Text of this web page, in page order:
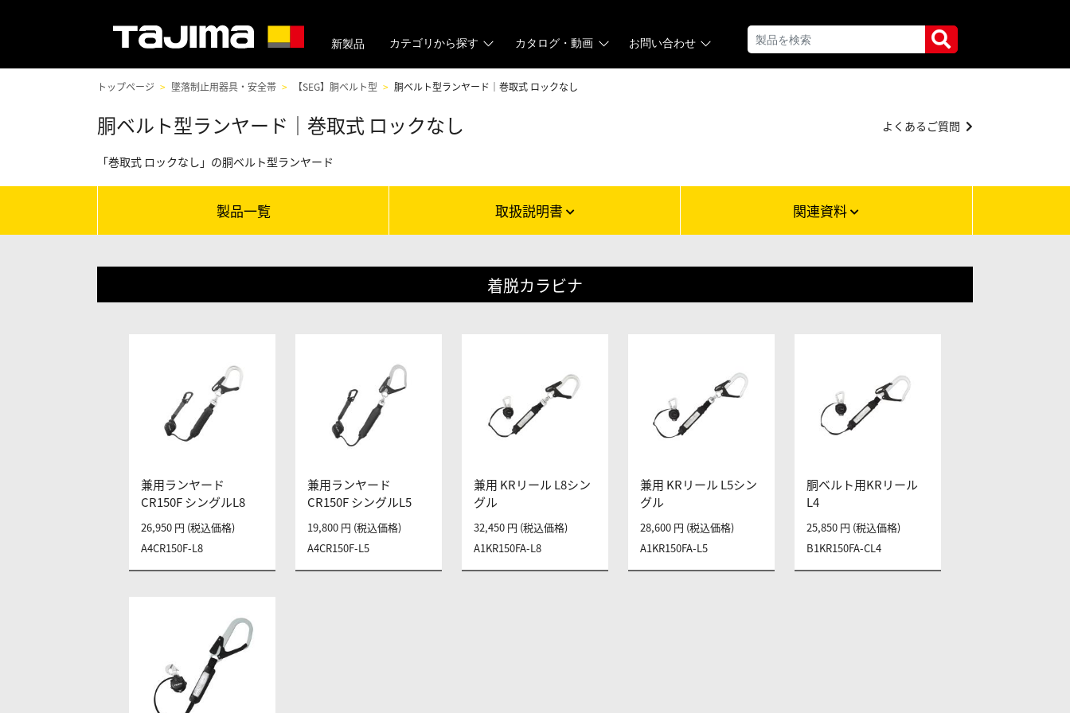
新製品 カテゴリから探す カタログ・動画 お問い合わせ
トップページ 墜落制止用器具・安全帯 【SEG】胴ベルト型 胴ベルト型ランヤード｜巻取式 ロックなし
胴ベルト型ランヤード｜巻取式 ロックなし よくあるご質問
「巻取式 ロックなし」の胴ベルト型ランヤード
製品一覧 取扱説明書 関連資料
着脱カラビナ
兼用ランヤード
CR150F シングルL8
A4CR150F-L8
26,950 円 (税込価格)
兼用ランヤード
CR150F シングルL5
A4CR150F-L5
19,800 円 (税込価格)
兼用 KRリール L8シン
グル
A1KR150FA-L8
32,450 円 (税込価格)
兼用 KRリール L5シン
グル
A1KR150FA-L5
28,600 円 (税込価格)
胴ベルト用KRリール
L4
B1KR150FA-CL4
25,850 円 (税込価格)